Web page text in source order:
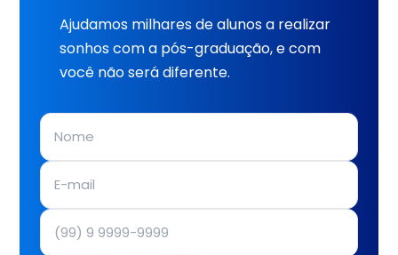
Ajudamos milhares de alunos a realizar
sonhos com a pós-graduação, e com
você não será diferente.